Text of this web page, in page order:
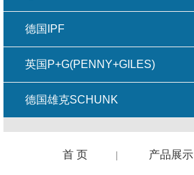
德国IPF
英国P+G(PENNY+GILES)
德国雄克SCHUNK
首 页 | 产品展示